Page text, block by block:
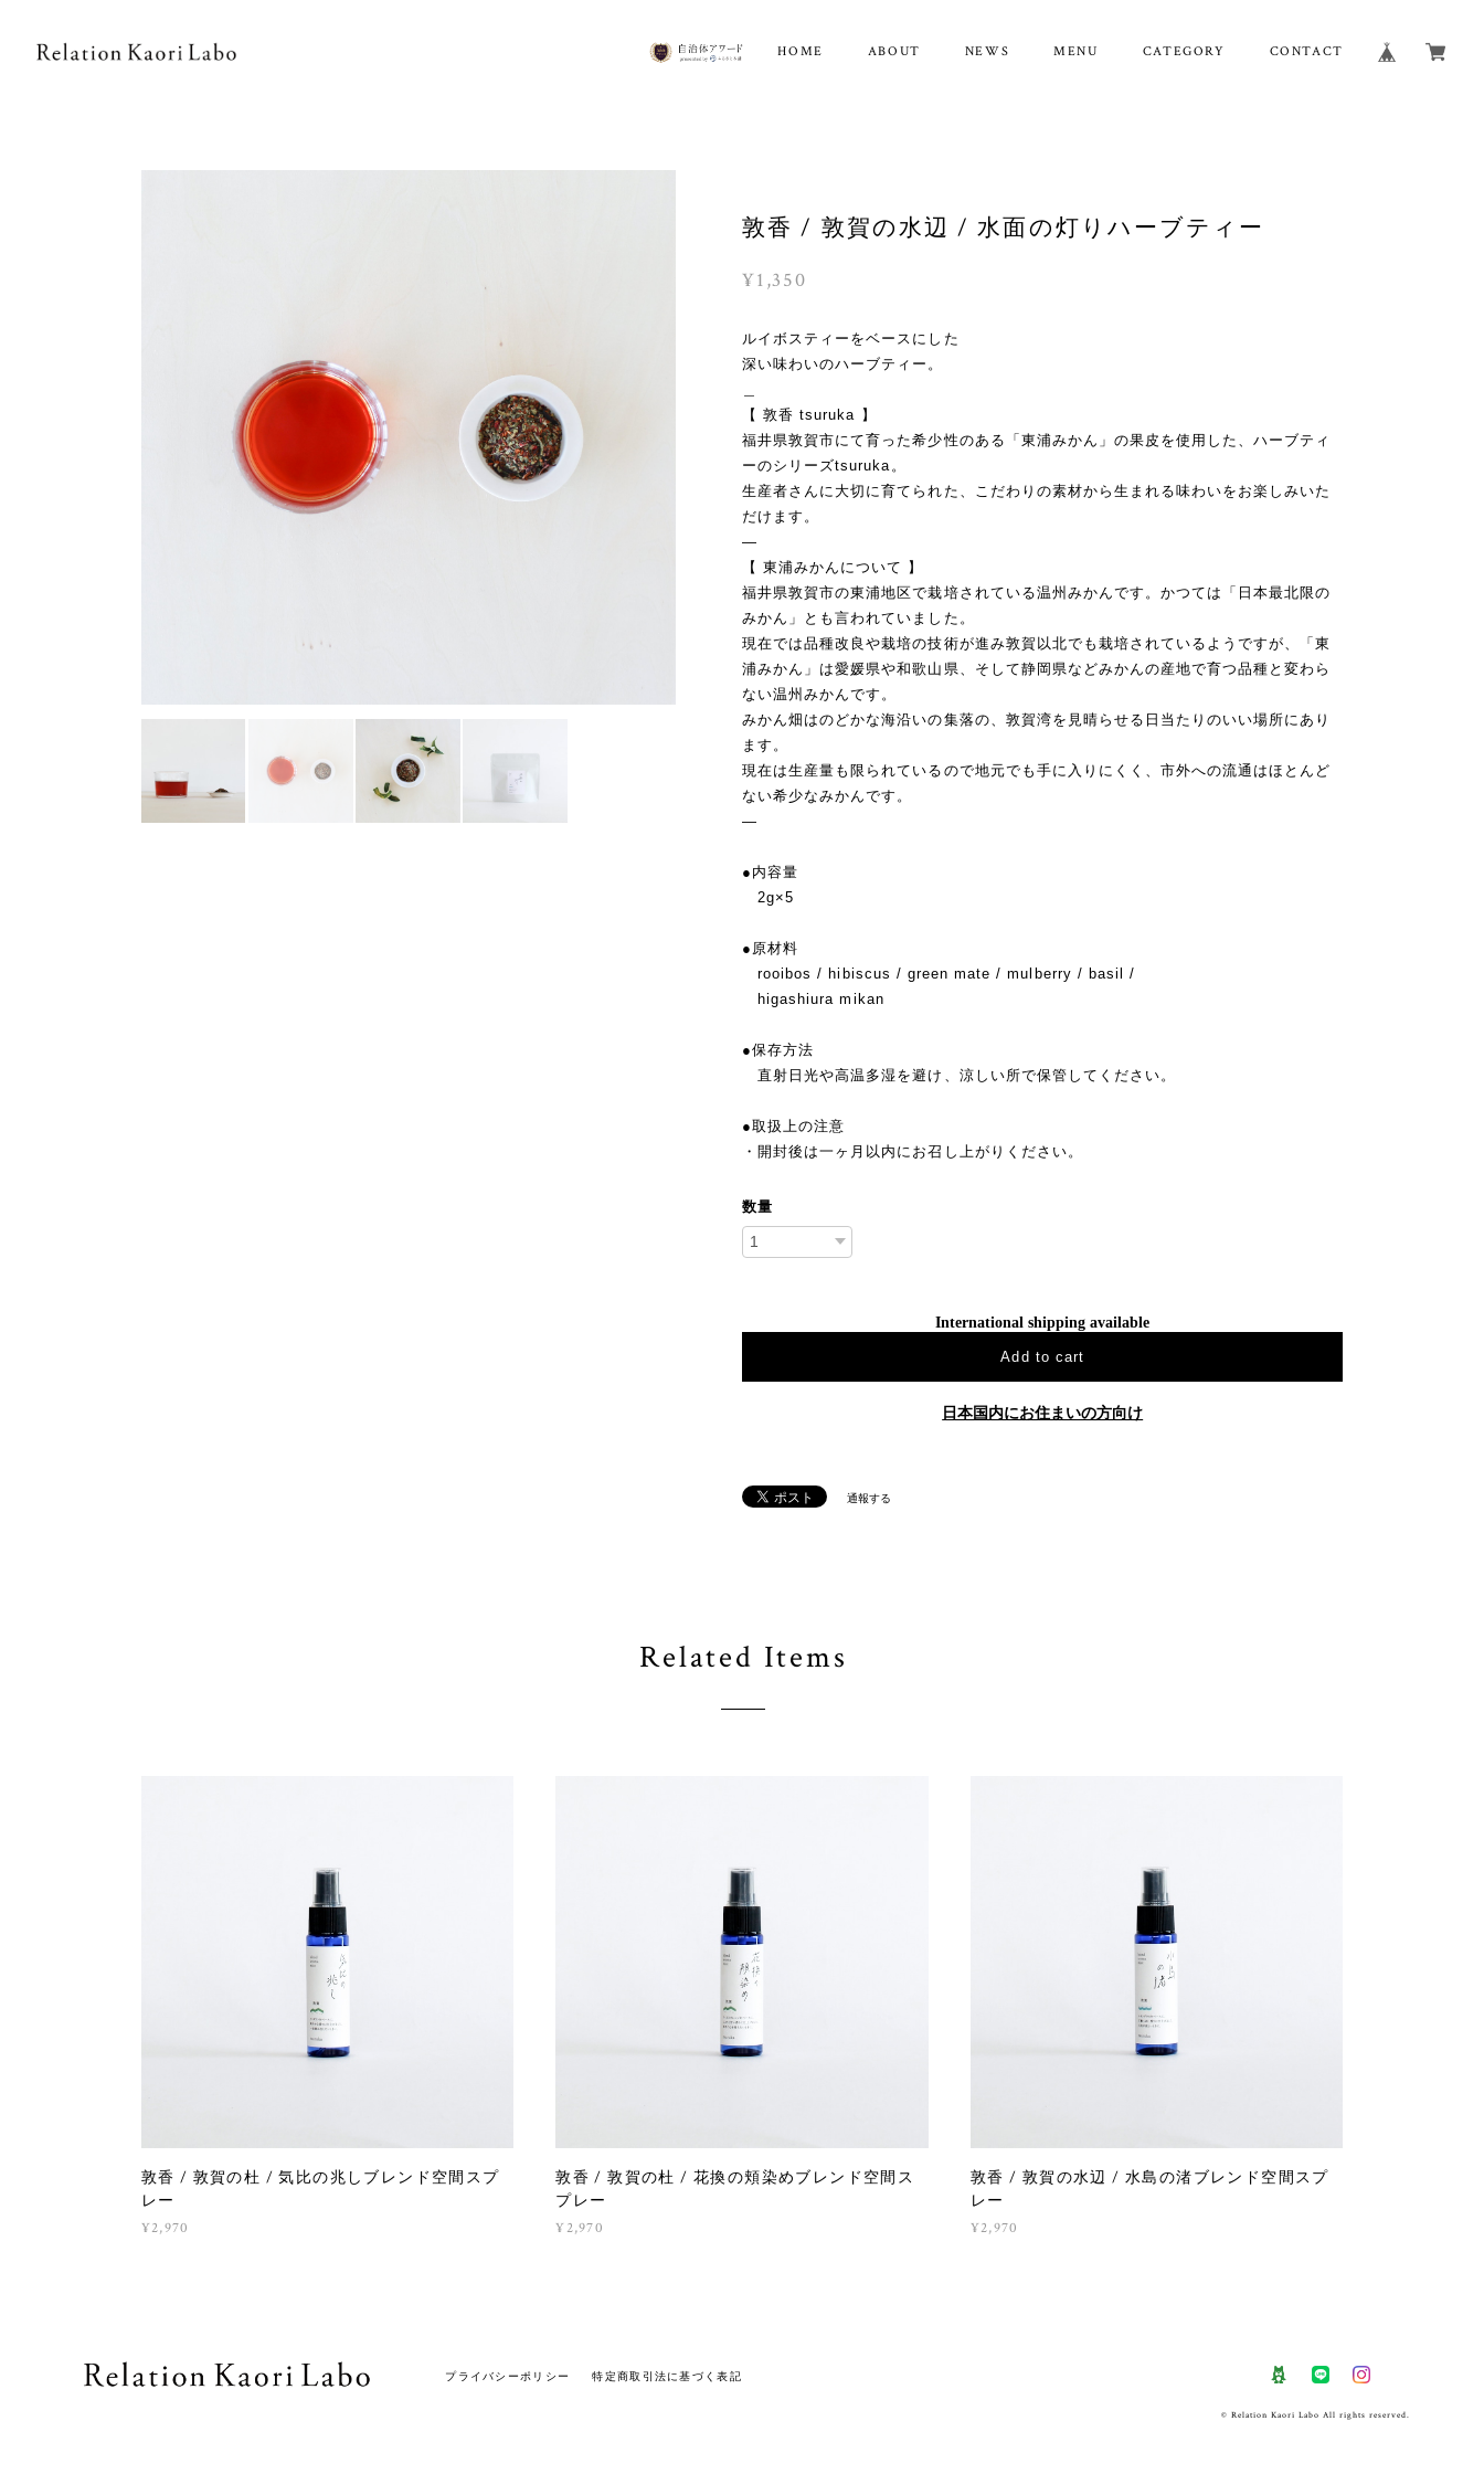
HOME ABOUT NEWS MENU CATEGORY CONTACT
敦香 / 敦賀の水辺 / 水面の灯りハーブティー
¥1,350
ルイボスティーをベースにした
深い味わいのハーブティー。
【 敦香 tsuruka 】
福井県敦賀市にて育った希少性のある「東浦みかん」の果皮を使用した、ハーブティ
ーのシリーズtsuruka。
生産者さんに大切に育てられた、こだわりの素材から生まれる味わいをお楽しみいた
だけます。
―
【 東浦みかんについて 】
福井県敦賀市の東浦地区で栽培されている温州みかんです。かつては「日本最北限の
みかん」とも言われていました。
現在では品種改良や栽培の技術が進み敦賀以北でも栽培されているようですが、「東
浦みかん」は愛媛県や和歌山県、そして静岡県などみかんの産地で育つ品種と変わら
ない温州みかんです。
みかん畑はのどかな海沿いの集落の、敦賀湾を見晴らせる日当たりのいい場所にあり
ます。
現在は生産量も限られているので地元でも手に入りにくく、市外への流通はほとんど
ない希少なみかんです。
―
●内容量
2g×5
●原材料
rooibos / hibiscus / green mate / mulberry / basil /
higashiura mikan
●保存方法
直射日光や高温多湿を避け、涼しい所で保管してください。
●取扱上の注意
・開封後は一ヶ月以内にお召し上がりください。
数量
International shipping available
Add to cart
日本国内にお住まいの方向け
通報する
Related Items
敦香 / 敦賀の杜 / 気比の兆しブレンド空間スプ
レー
¥2,970
敦香 / 敦賀の杜 / 花換の頬染めブレンド空間ス
プレー
¥2,970
敦香 / 敦賀の水辺 / 水島の渚ブレンド空間スプ
レー
¥2,970
プライバシーポリシー 特定商取引法に基づく表記
© Relation Kaori Labo All rights reserved.